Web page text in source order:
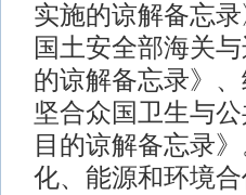
实施的谅解备忘
国土安全部海关
的谅解备忘录》
坚合众国卫生与
目的谅解备忘录
化、能源和环境